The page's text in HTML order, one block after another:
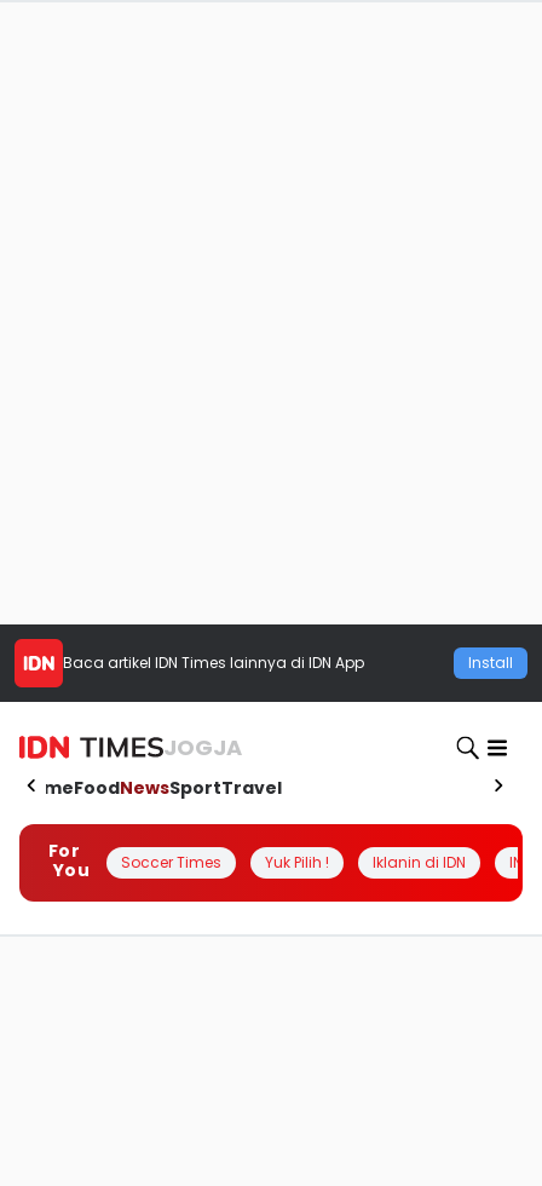
Baca artikel IDN Times lainnya di IDN App Install
JOGJA
HomeFoodNewsSportTravel
For
You
Soccer Times Yuk Pilih ! Iklanin di IDN